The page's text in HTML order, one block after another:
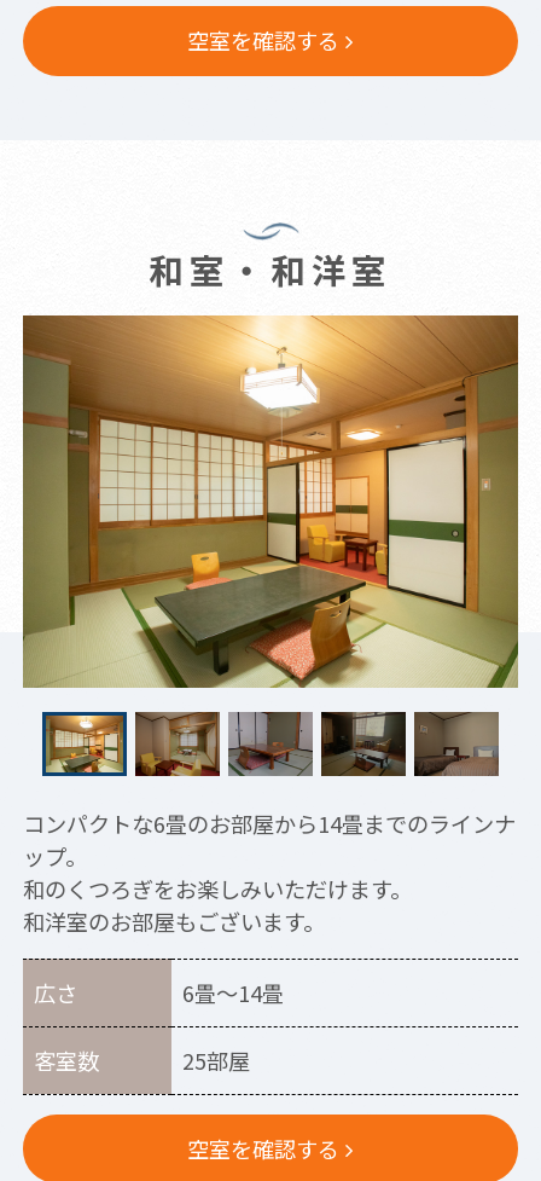
空室を確認する
和室・和洋室
コンパクトな6畳のお部屋から14畳までのラインナ
ップ。
和のくつろぎをお楽しみいただけます。
和洋室のお部屋もございます。
広さ 6畳～14畳
客室数 25部屋
空室を確認する